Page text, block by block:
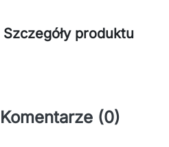
Szczegóły produktu
Komentarze (0)